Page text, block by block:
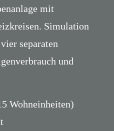
mit
Simulation
separaten
und
Wohneinheiten)